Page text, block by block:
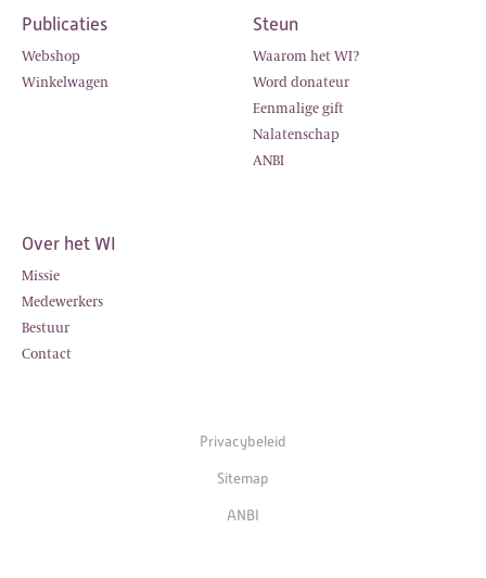
Publicaties
Webshop
Winkelwagen
Steun
Waarom het WI?
Word donateur
Eenmalige gift
Nalatenschap
ANBI
Over het WI
Missie
Medewerkers
Bestuur
Contact
Privacybeleid
Sitemap
ANBI